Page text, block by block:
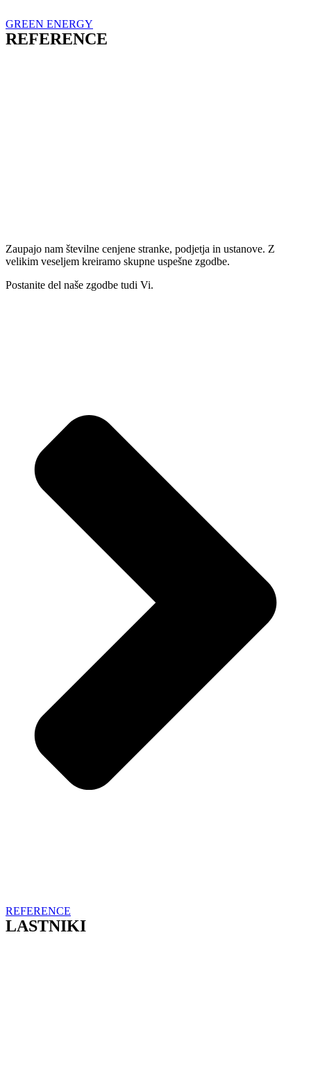
GREEN ENERGY
REFERENCE
Zaupajo nam številne cenjene stranke, podjetja in ustanove. Z
velikim veseljem kreiramo skupne uspešne zgodbe.
Postanite del naše zgodbe tudi Vi.
REFERENCE
LASTNIKI